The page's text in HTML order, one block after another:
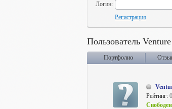
Логин:
Регистрация
Пользователь Venture
Портфолио
Рейтинг: 0
Свободен